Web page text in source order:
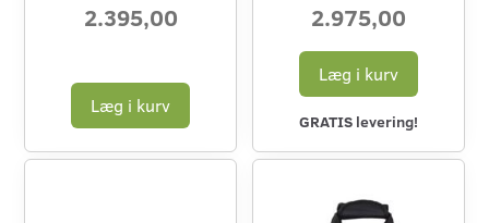
2.395,00
Læg i kurv
2.975,00
Læg i kurv
GRATIS levering!